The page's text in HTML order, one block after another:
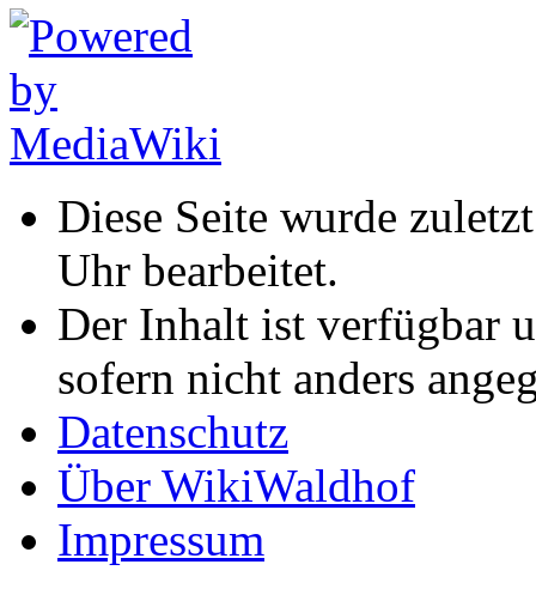
Diese Seite wurde
Uhr bearbeitet.
Der Inhalt ist verfügbar
sofern nicht anders
Datenschutz
Über WikiWaldhof
Impressum